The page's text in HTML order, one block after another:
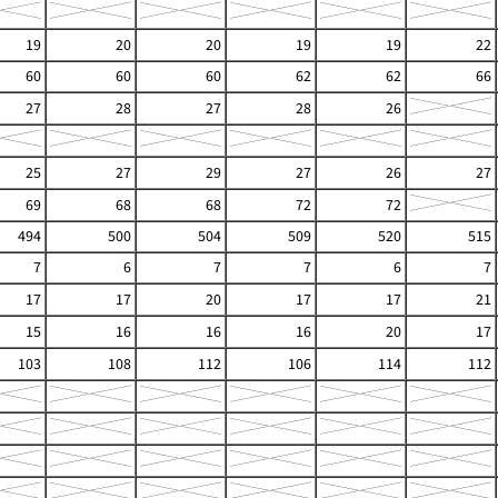
19 20 20 19 19
22
60
60 60 62 62
66
27
28 27 28 26
25 27 29 27 26
27
69
68 68 72
72
494
500 504 509 520
515
7
6 7 7 6
7
17
17 20 17 17
21
15
16 16 16 20
17
103
108 112 106 114 112